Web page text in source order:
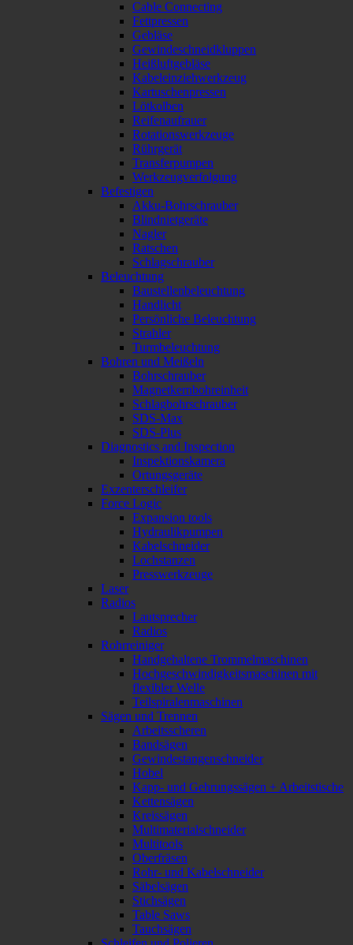
Cable Connecting
Fettpressen
Gebläse
Gewindeschneidkluppen
Heißluftgebläse
Kabeleinziehwerkzeug
Kartuschenpressen
Lötkolben
Reifenaufrauer
Rotationswerkzeuge
Rührgerät
Transferpumpen
Werkzeugverfolgung
Befestigen
Akku-Bohrschrauber
Blindnietgeräte
Nagler
Ratschen
Schlagschrauber
Beleuchtung
Baustellenbeleuchtung
Handlicht
Persönliche Beleuchtung
Strahler
Turmbeleuchtung
Bohren und Meißeln
Bohrschrauber
Magnetkernbohreinheit
Schlagbohrschrauber
SDS-Max
SDS-Plus
Diagnostics and Inspection
Inspektionskamera
Ortungsgeräte
Exzenterschleifer
Force Logic
Expansion tools
Hydraulikpumpen
Kabelschneider
Lochstanzen
Presswerkzeuge
Laser
Radios
Lautsprecher
Radios
Rohrreiniger
Handgehaltene Trommelmaschinen
Hochgeschwindigkeitsmaschinen mit
flexibler Welle
Teilspiralenmaschinen
Sägen und Trennen
Arbeitsscheren
Bandsägen
Gewindestangenschneider
Hobel
Kapp- und Gehrungssägen + Arbeitstische
Kettensägen
Kreissägen
Multimaterialschneider
Multitools
Oberfräsen
Rohr- und Kabelschneider
Säbelsägen
Stichsägen
Table Saws
Tauchsägen